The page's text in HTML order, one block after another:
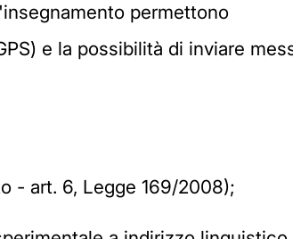
permettono
e la possibilità di inviare
- art. 6, Legge 169/2008);